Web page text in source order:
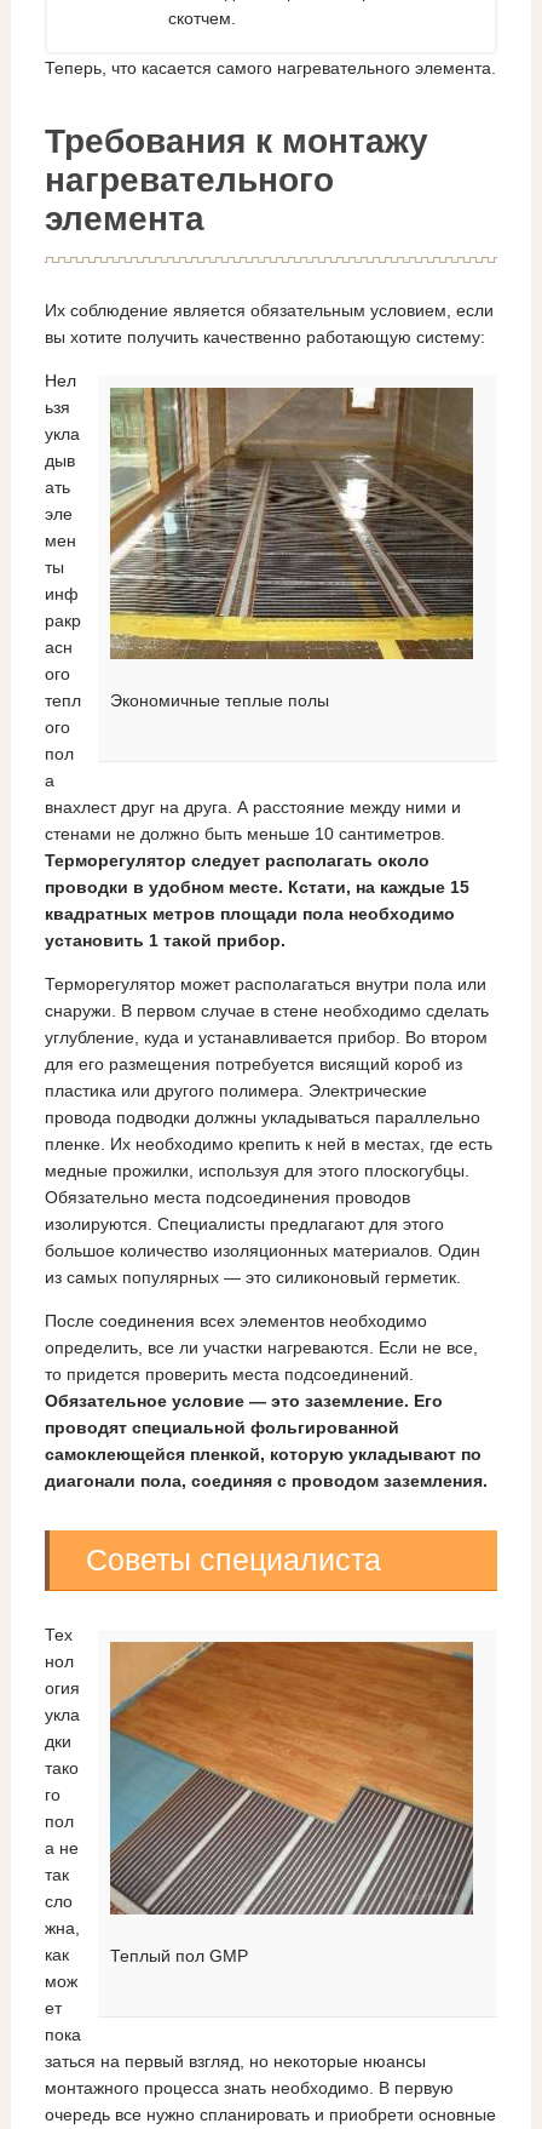
скотчем.
Теперь, что касается самого нагревательного элемента.
Требования к монтажу
нагревательного
элемента
Их соблюдение является обязательным условием, если
вы хотите получить качественно работающую систему:
Экономичные теплые полы
Нел
ьзя
укла
дыв
ать
эле
мен
ты
инф
ракр
асн
ого
тепл
ого
пол
а
внахлест друг на друга. А расстояние между ними и
стенами не должно быть меньше 10 сантиметров.
Терморегулятор следует располагать около
проводки в удобном месте. Кстати, на каждые 15
квадратных метров площади пола необходимо
установить 1 такой прибор.
Терморегулятор может располагаться внутри пола или
снаружи. В первом случае в стене необходимо сделать
углубление, куда и устанавливается прибор. Во втором
для его размещения потребуется висящий короб из
пластика или другого полимера. Электрические
провода подводки должны укладываться параллельно
пленке. Их необходимо крепить к ней в местах, где есть
медные прожилки, используя для этого плоскогубцы.
Обязательно места подсоединения проводов
изолируются. Специалисты предлагают для этого
большое количество изоляционных материалов. Один
из самых популярных — это силиконовый герметик.
После соединения всех элементов необходимо
определить, все ли участки нагреваются. Если не все,
то придется проверить места подсоединений.
Обязательное условие — это заземление. Его
проводят специальной фольгированной
самоклеющейся пленкой, которую укладывают по
диагонали пола, соединяя с проводом заземления.
Советы специалиста
Теплый пол GMP
Тех
нол
огия
укла
дки
тако
го
пол
а не
так
сло
жна,
как
мож
ет
пока
заться на первый взгляд, но некоторые нюансы
монтажного процесса знать необходимо. В первую
очередь все нужно спланировать и приобрети основные